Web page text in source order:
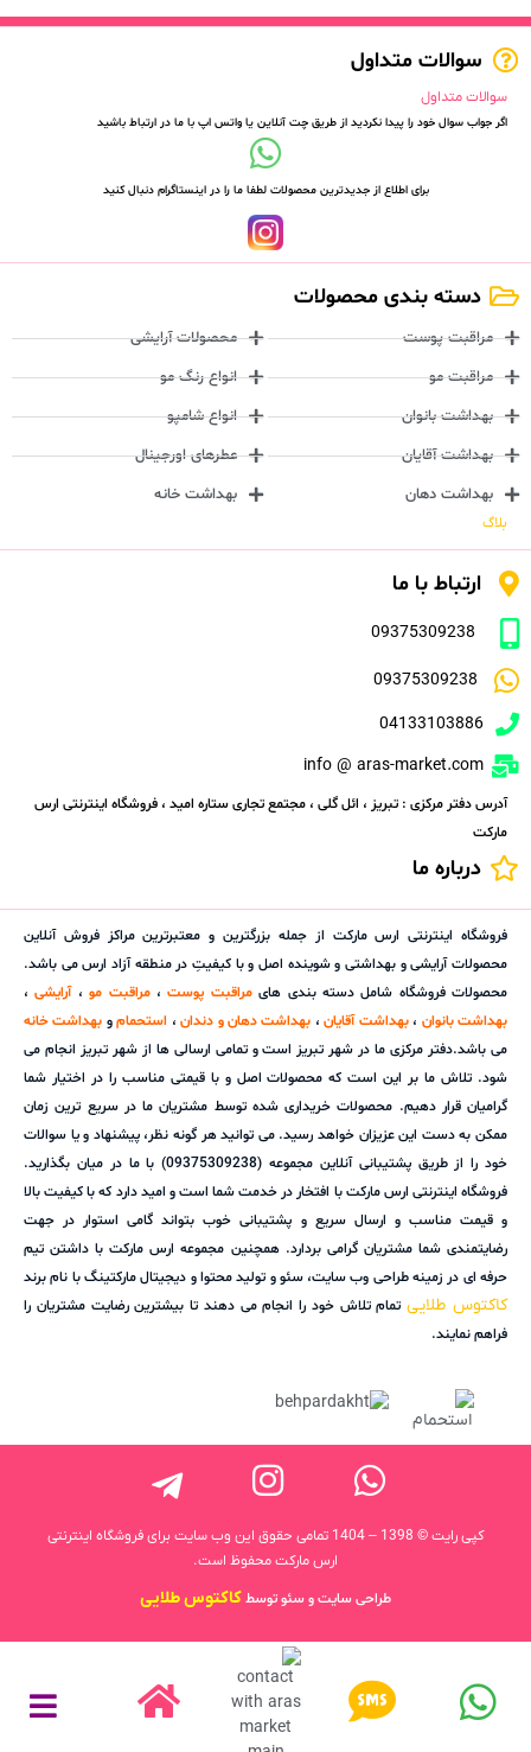
سوالات متداول
سوالات متداول
اگر جواب سوال خود را پیدا نکردید از طریق چت آنلاین یا واتس اپ با ما در ارتباط باشید
برای اطلاع از جدیدترین محصولات لطفا ما را در اینستاگرام دنبال کنید
دسته بندی محصولات
مراقبت پوست
مراقبت مو
بهداشت بانوان
بهداشت آقایان
بهداشت دهان
محصولات آرایشی
انواع رنگ مو
انواع شامپو
عطرهای اورجینال
بهداشت خانه
بلاگ
ارتباط با ما
09375309238
09375309238
04133103886
info @ aras-market.com
آدرس دفتر مرکزی : تبریز ، ائل گلی ، مجتمع تجاری ستاره امید ، فروشگاه اینترنتی ارس
مارکت
درباره ما
فروشگاه اینترنتی ارس مارکت از جمله بزرگترین و معتبرترین مراکز فروش آنلاین
محصولات آرایشی و بهداشتی و شوینده اصل و با کیفیتِ در منطقه آزاد ارس می باشد.
محصولات فروشگاه شامل دسته بندی هایمراقبت پوست،مراقبت مو،آرایشی،
بهداشت بانوان ،بهداشت آقایان، بهداشت دهان و دندان، استحمامو بهداشت خانه
می باشد.دفتر مرکزی ما در شهر تبریز است و تمامی ارسالی ها از شهر تبریز انجام می
شود. تلاش ما بر این است که محصولات اصل و با قیمتی مناسب را در اختیار شما
گرامیان قرار دهیم. محصولات خریداری شده توسط مشتریان ما در سریع ترین زمان
ممکن به دست این عزیزان خواهد رسید. می توانید هر گونه نظر، پیشنهاد و یا سوالات
خود را از طریق پشتیبانی آنلاین مجموعه (09375309238) با ما در میان بگذارید.
فروشگاه اینترنتی ارس مارکت با افتخار در خدمت شما است و امید دارد که با کیفیت بالا
و قیمت مناسب و ارسال سریع و پشتیبانی خوب بتواند گامی استوار در جهت
رضایتمندی شما مشتریان گرامی بردارد. همچنین مجموعه ارس مارکت با داشتن تیم
حرفه ای در زمینه طراحی وب سایت، سئو و تولید محتوا و دیجیتال مارکتینگ با نام برند
کاکتوس طلاییتمام تلاش خود را انجام می دهند تا بیشترین رضایت مشتریان را
فراهم نمایند.
کپی رایت © 1398 – 1404 تمامی حقوق این وب سایت برای فروشگاه اینترنتی
ارس مارکت محفوظ است.
طراحی سایت و سئو توسطکاکتوس طلایی